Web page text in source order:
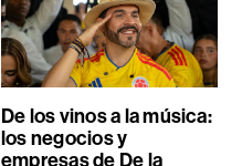
De los vinos a la música:
los negocios y
empresas de De la